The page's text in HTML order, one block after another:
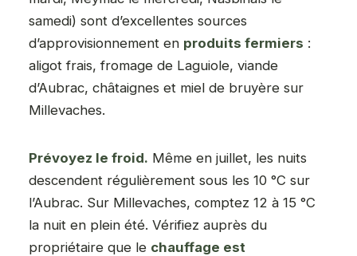
samedi) sont d’excellentes sources
d’approvisionnement en produits fermiers :
aligot frais, fromage de Laguiole, viande
d’Aubrac, châtaignes et miel de bruyère sur
Millevaches.
Prévoyez le froid. Même en juillet, les nuits
descendent régulièrement sous les 10 °C sur
l’Aubrac. Sur Millevaches, comptez 12 à 15 °C
la nuit en plein été. Vérifiez auprès du
propriétaire que le chauffage est